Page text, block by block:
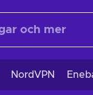
NordVPN